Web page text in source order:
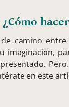
¿Cómo
camino
imaginación,
en este